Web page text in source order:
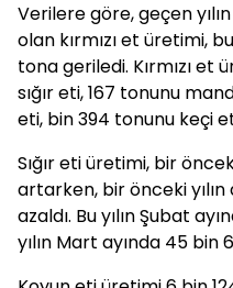
Verilere göre, geçen
olan kırmızı et üretimi,
tona geriledi. Kırmızı et
sığır eti, 167 tonunu
eti, bin 394 tonunu keçi
Sığır eti üretimi, bir
artarken, bir önceki yılın
azaldı. Bu yılın Şubat
yılın Mart ayında 45 bin